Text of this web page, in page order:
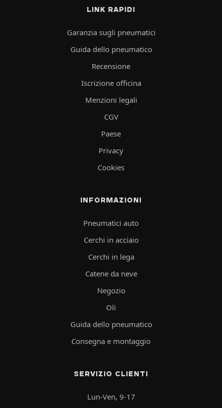
LINK RAPIDI
Garanzia sugli pneumatici
Guida dello pneumatico
Recensione
Iscrizione officina
Menzioni legali
CGV
Paese
Privacy
Cookies
INFORMAZIONI
Pneumatici auto
Cerchi in acciaio
Cerchi in lega
Catene da neve
Negozio
Oli
Guida dello pneumatico
Consegna e montaggio
SERVIZIO CLIENTI
Lun-Ven, 9-17